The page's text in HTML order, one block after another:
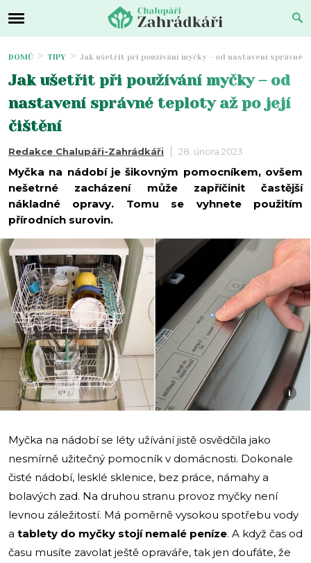
DOMŮ TIPY Jak ušetřit při používání myčky – od nastavení správné
Jak ušetřit při používání myčky – od
nastavení správné teploty až po její
čištění
Redakce Chalupáři-Zahrádkáři 28. února 2023
Myčka na nádobí je šikovným pomocníkem, ovšem
nešetrné zacházení může zapříčinit častější
nákladné opravy. Tomu se vyhnete použitím
přírodních surovin.
i
Myčka na nádobí se léty užívání jistě osvědčila jako
nesmírně užitečný pomocník v domácnosti. Dokonale
čisté nádobí, lesklé sklenice, bez práce, námahy a
bolavých zad. Na druhou stranu provoz myčky není
levnou záležitostí. Má poměrně vysokou spotřebu vody
a tablety do myčky stojí nemalé peníze. A když čas od
času musíte zavolat ještě opraváře, tak jen doufáte, že